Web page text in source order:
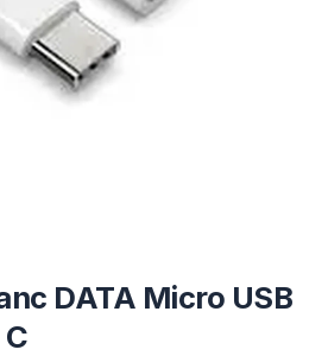
DATA Micro USB